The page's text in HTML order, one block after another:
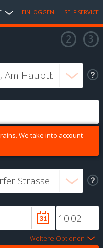
EINLOGGEN SELF SERVICE
We take into account
Weitere Optionen